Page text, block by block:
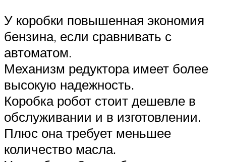
У коробки повышенная экономия
бензина, если сравнивать с
автоматом.
Механизм редуктора имеет более
высокую надежность.
Коробка робот стоит дешевле в
обслуживании и в изготовлении.
Плюс она требует меньшее
количество масла.